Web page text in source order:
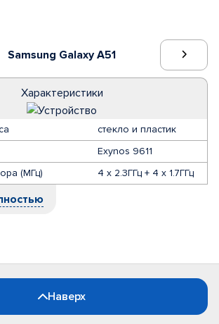
Samsung Galaxy A51
Характеристики
стекло и пластик
Exynos 9611
(МГц)
4 x 2.3ГГц + 4 x 1.7ГГц
Наверх